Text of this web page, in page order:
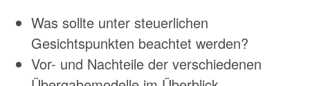
Was sollte unter steuerlichen
Gesichtspunkten beachtet werden?
Vor- und Nachteile der verschiedenen